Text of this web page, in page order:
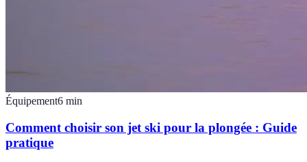
Équipement6 min
Comment choisir son jet ski pour la plongée : Guide
pratique